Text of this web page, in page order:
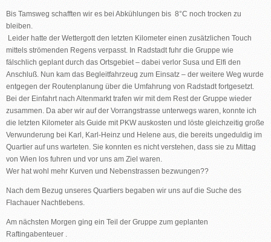
Bis Tamsweg schafften wir es bei Abkühlungen bis 8°C noch trocken zu
bleiben.
Leider hatte der Wettergott den letzten Kilometer einen zusätzlichen Touch
mittels strömenden Regens verpasst. In Radstadt fuhr die Gruppe wie
fälschlich geplant durch das Ortsgebiet – dabei verlor Susa und Elfi den
Anschluß. Nun kam das Begleitfahrzeug zum Einsatz – der weitere Weg wurde
entgegen der Routenplanung über die Umfahrung von Radstadt fortgesetzt.
Bei der Einfahrt nach Altenmarkt trafen wir mit dem Rest der Gruppe wieder
zusammen. Da aber wir auf der Vorrangstrasse unterwegs waren, konnte ich
die letzten Kilometer als Guide mit PKW auskosten und löste gleichzeitig große
Verwunderung bei Karl, Karl-Heinz und Helene aus, die bereits ungeduldig im
Quartier auf uns warteten. Sie konnten es nicht verstehen, dass sie zu Mittag
von Wien los fuhren und vor uns am Ziel waren.
Wer hat wohl mehr Kurven und Nebenstrassen bezwungen??
Nach dem Bezug unseres Quartiers begaben wir uns auf die Suche des
Flachauer Nachtlebens.
Am nächsten Morgen ging ein Teil der Gruppe zum geplanten
Raftingabenteuer .